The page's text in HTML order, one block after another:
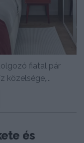
fiatal pár
közelsége,...
és